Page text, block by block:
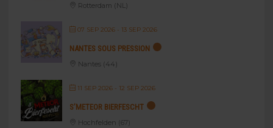
Rotterdam (NL)
07 SEP 2026- 13 SEP 2026
NANTES SOUS PRESSION
Nantes (44)
11 SEP 2026- 12 SEP 2026
S’METEOR BIERFESCHT
Hochfelden (67)